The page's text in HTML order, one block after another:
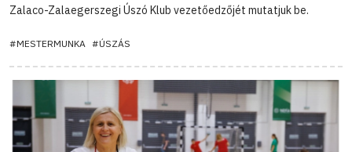
Zalaco-Zalaegerszegi Úszó Klub vezetőedzőjét mutatjuk be.
#MESTERMUNKA #ÚSZÁS